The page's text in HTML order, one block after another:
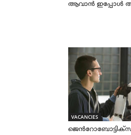
ആവാൻ ഇപ്പോൾ
VACANCIES